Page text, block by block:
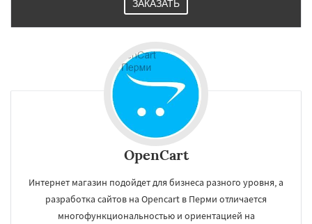
ЗАКАЗАТЬ
OpenCart
Интернет магазин подойдет для бизнеса разного уровня, а
разработка сайтов на Opencart в Перми отличается
многофункциональностью и ориентацией на